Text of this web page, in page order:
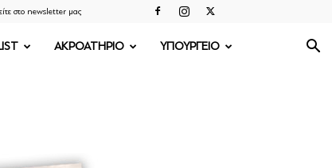
στο newsletter μας
ΑΚΡΟΑΤΗΡΙΟ ΥΠΟΥΡΓΕΙΟ